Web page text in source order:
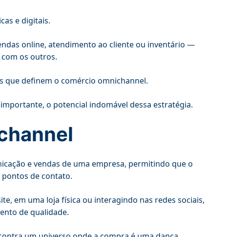
e digitais.
online, atendimento ao cliente ou inventário —
os outros.
que definem o comércio omnichannel.
o potencial indomável dessa estratégia.
e vendas de uma empresa, permitindo que o
de contato.
em uma loja física ou interagindo nas redes sociais,
de qualidade.